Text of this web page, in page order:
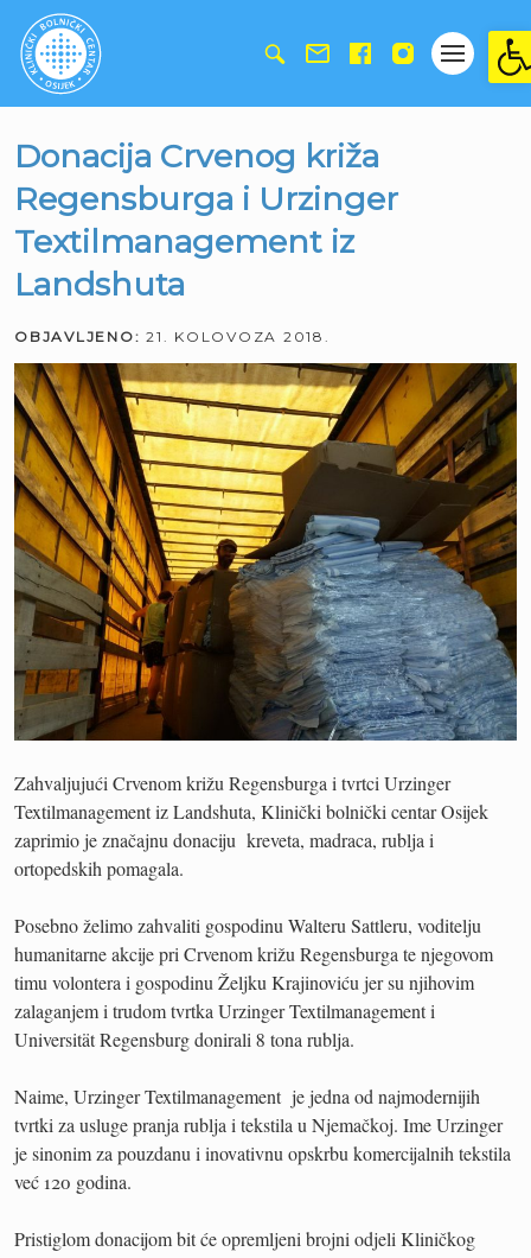
Donacija Crvenog križa
Regensburga i Urzinger
Textilmanagement iz
Landshuta
OBJAVLJENO: 21. KOLOVOZA 2018.
Zahvaljujući Crvenom križu Regensburga i tvrtci Urzinger
Textilmanagement iz Landshuta, Klinički bolnički centar Osijek
zaprimio je značajnu donaciju kreveta, madraca, rublja i
ortopedskih pomagala.
Posebno želimo zahvaliti gospodinu Walteru Sattleru, voditelju
humanitarne akcije pri Crvenom križu Regensburga te njegovom
timu volontera i gospodinu Željku Krajinoviću jer su njihovim
zalaganjem i trudom tvrtka Urzinger Textilmanagement i
Universität Regensburg donirali 8 tona rublja.
Naime, Urzinger Textilmanagement je jedna od najmodernijih
tvrtki za usluge pranja rublja i tekstila u Njemačkoj. Ime Urzinger
je sinonim za pouzdanu i inovativnu opskrbu komercijalnih tekstila
već 120 godina.
Pristiglom donacijom bit će opremljeni brojni odjeli Kliničkog